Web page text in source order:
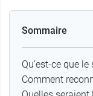
Sommaire
Qu’est-ce que
Comment